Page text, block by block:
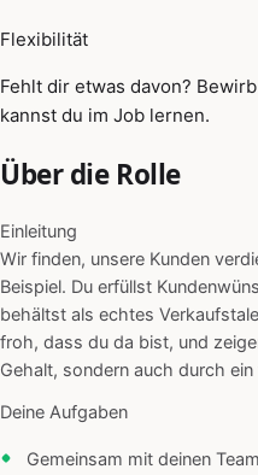
Flexibilität
Fehlt dir etwas davon?
kannst du im Job lernen.
Über die Rolle
Einleitung
Wir finden, unsere Kunden
Beispiel. Du erfüllst
behältst als echtes
froh, dass du da bist, und
Gehalt, sondern auch durch
Deine Aufgaben
Gemeinsam mit deinen